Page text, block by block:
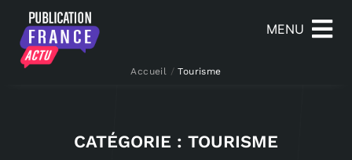
MENU
Accueil /Tourisme
CATÉGORIE : TOURISME